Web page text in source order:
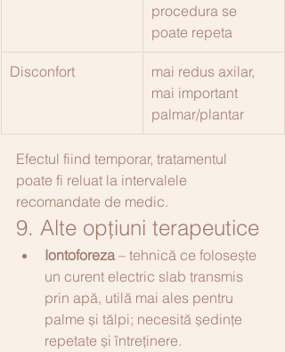
procedura se
poate repeta
Disconfort
mai redus axilar,
mai important
palmar/plantar
Efectul fiind temporar, tratamentul
poate fi reluat la intervalele
recomandate de medic.
9. Alte opțiuni terapeutice
Iontoforeza – tehnică ce folosește
un curent electric slab transmis
prin apă, utilă mai ales pentru
palme și tălpi; necesită ședințe
repetate și întreținere.